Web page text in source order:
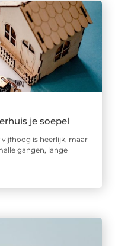
je soepel
is heerlijk, maar
gangen, lange